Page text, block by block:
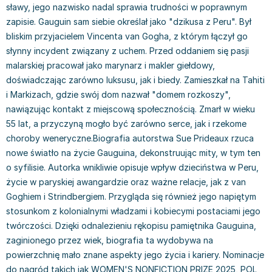
Książki: Prawo konstytucyjne
Książki: Prawo międzynarodowe
Książki: Prawo - orzecznictwo
Książki: Prawo pracy
Książki: Prawo Unii Europejskiej
Teksty aktów prawnych
Książki medyczne i naukowe
Chemia - książki
Książki o fizyce i astronomii
Geografia - książki
Inne
Książki do matematyki
Książki medyczne
Książki do nauk przyrodniczych
Technika, inżynieria, technologia - książki, podręczniki -
nauki ścisłe
Książki do nauk społecznych i humanistycznych
Książki: Film, muzyka, teatr
Książki: Historia sztuki
Książki o architekturze
Książki: Sztuka użytkowa
Książki: Sztuki wizualne
Inne
Książki dla dzieci 3-5 lat
Książki: bajki dla dzieci 3-5 lat
Kolorowanki i książki do naklejania 3-5 lat
Książki do nauki języków obcych 3-5 lat
Książki do nauki pisania i liczenia 3-5 lat
Książki grające, z puzzlami i magnesami 3-5 lat
Kreatywne i aktywizujące książki dla dzieci 3-5 lat
Poznawanie świata dla dzieci 3-5 lat - książki
Książki o zainteresowaniach dla dzieci 3-5 lat
Książki dla dzieci 6-8 lat
Książki do nauki czytania 6-8 lat
Książki do nauki języków obcych 6-8 lat
Książki do nauki pisania i liczenia 6-8 lat
Kreatywne i aktywizujące książki dla dzieci 6-8 lat
Literatura dla dzieci 6-8 lat
Poznawanie świata dla dzieci 6-8 lat - książki
Książki o zainteresowaniach dla dzieci 6-8 lat
Książki: Zdrowie
Kuchnia i diety - książki
Autorskie książki kucharskie
Ciasta, desery, wypieki - książki
Diety, zdrowe żywienie - książki
Książki kucharskie
Kuchnia polska - książki
Napoje - książki
Książki: Poradniki
Inne
Książki: Dom, ogród - poradniki
Książki: Hobby - poradniki
Książki: Moda, uroda, savoir vivre - poradniki
Książki pamiątkowe
Pozostałe książki
Dean Koontz
Andrzej Sapkowski
Stephenie Meyer
Robert Ludlum
Maria Czubaszek
Nora Roberts
Mario Vargas Llosa
Katarzyna Grochola
Ewa Nowak
Robin Cook
Carlos Ruiz Zafon
Konrad Gaca
Jerzy Zięba
Jodi Picoult
Dorota Terakowska
Abbi Glines
Alfred Szklarski
sławy, jego nazwisko nadal sprawia trudności w poprawnym
zapisie. Gauguin sam siebie określał jako "dzikusa z Peru". Był
bliskim przyjacielem Vincenta van Gogha, z którym łączył go
słynny incydent związany z uchem. Przed oddaniem się pasji
malarskiej pracował jako marynarz i makler giełdowy,
doświadczając zarówno luksusu, jak i biedy. Zamieszkał na Tahiti
i Markizach, gdzie swój dom nazwał "domem rozkoszy",
nawiązując kontakt z miejscową społecznością. Zmarł w wieku
55 lat, a przyczyną mogło być zarówno serce, jak i rzekome
choroby weneryczne.Biografia autorstwa Sue Prideaux rzuca
nowe światło na życie Gauguina, dekonstruując mity, w tym ten
o syfilisie. Autorka wnikliwie opisuje wpływ dzieciństwa w Peru,
życie w paryskiej awangardzie oraz ważne relacje, jak z van
Goghiem i Strindbergiem. Przygląda się również jego napiętym
stosunkom z kolonialnymi władzami i kobiecymi postaciami jego
twórczości. Dzięki odnalezieniu rękopisu pamiętnika Gauguina,
zaginionego przez wiek, biografia ta wydobywa na
powierzchnię mało znane aspekty jego życia i kariery. Nominacje
do nagród takich jak WOMEN'S NONFICTION PRIZE 2025, POL